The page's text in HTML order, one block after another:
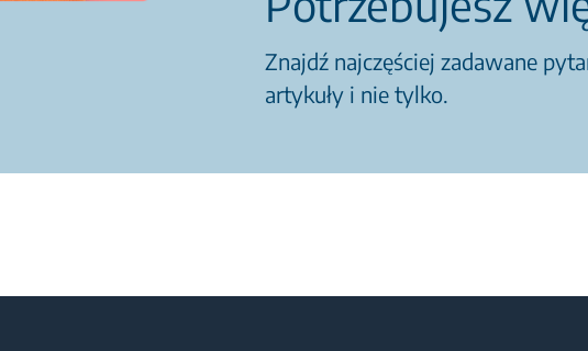
Znajdź najczęściej zadawane
artykuły i nie tylko.